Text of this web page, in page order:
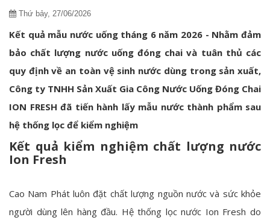
Thứ bảy, 27/06/2026
Kết quả mẫu nước uống tháng 6 năm 2026 - Nhằm đảm
bảo chất lượng nước uống đóng chai và tuân thủ các
quy định về an toàn vệ sinh nước dùng trong sản xuất,
Công ty TNHH Sản Xuất Gia Công Nước Uống Đóng Chai
ION FRESH đã tiến hành lấy mẫu nước thành phẩm sau
hệ thống lọc để kiểm nghiệm
Kết quả kiểm nghiệm chất lượng nước
Ion Fresh
Cao Nam Phát luôn đặt chất lượng nguồn nước và sức khỏe
người dùng lên hàng đầu. Hệ thống lọc nước Ion Fresh do